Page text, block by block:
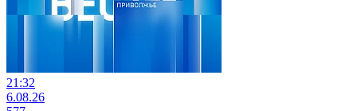
21:32
6.08.26